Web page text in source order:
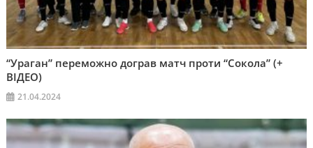
“Ураган” переможно дограв матч проти “Сокола” (+
ВІДЕО)
21.04.2024